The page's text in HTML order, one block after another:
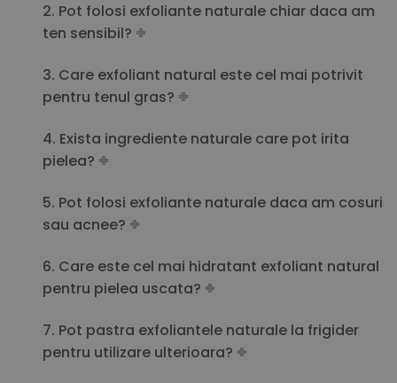
2. Pot folosi exfoliante naturale chiar daca am
ten sensibil?
3. Care exfoliant natural este cel mai potrivit
pentru tenul gras?
4. Exista ingrediente naturale care pot irita
pielea?
5. Pot folosi exfoliante naturale daca am cosuri
sau acnee?
6. Care este cel mai hidratant exfoliant natural
pentru pielea uscata?
7. Pot pastra exfoliantele naturale la frigider
pentru utilizare ulterioara?